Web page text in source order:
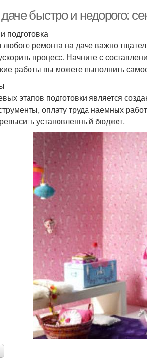
быстро и недорого:
подготовка
ремонта на даче важно
процесс. Начните с
работы вы можете выполнить
этапов подготовки является
оплату труда наемных
установленный бюджет.